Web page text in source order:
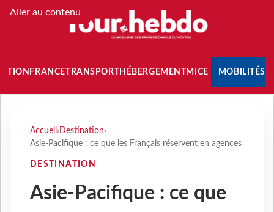
Aller au contenu
FRANCETRANSPORT HÉBERGEMENTMICE MOBILITÉS
Accueil › Destination›
Asie-Pacifique : ce que les Français réservent en agences
DESTINATION
Asie-Pacifique : ce que